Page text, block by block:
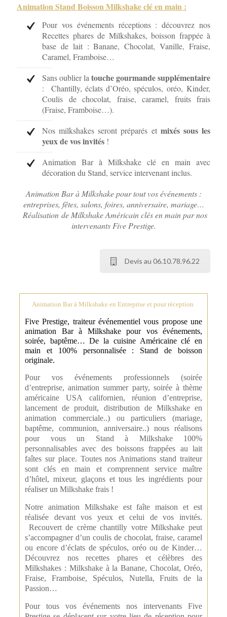
Animation Stand Boisson Milkshake clé en main :
Pour vos événements réceptions : découvrez nos
Recettes phares de Milkshakes, boisson frappée à
base de lait : Banane, Chocolat, Vanille, Fraise,
Caramel, Framboise…
Sans oublier latouche gourmande supplémentaire
: Chantilly, éclats d’Oréo, spéculos, oréo, Kinder,
Coulis de chocolat, fraise, caramel, fruits frais
(Fraise, Framboise…).
Nos milkshakes seront préparés et mixés sous les
yeux de vos invités !
Animation Bar à Milkshake clé en main avec
décoration du Stand, service intervenant inclus.
Animation Bar à Milkshake pour tout vos événements :
entreprises, fêtes, salons, foires, anniversaire, mariage…
Réalisation de Milkshake Américain clés en main par nos
intervenants Five Prestige.
Devis au 06.10.78.96.22
Animation Bar à Milkshake en Entreprise et pour réception
Five Prestige, traiteur événementiel vous propose une
animation Bar à Milkshake pour vos événements,
soirée, baptême… De la cuisine Américaine clé en
main et 100% personnalisée : Stand de boisson
originale.
Pour vos événements professionnels (soirée
d’entreprise, animation summer party, soirée à thème
américaine USA californien, réunion d’entreprise,
lancement de produit, distribution de Milkshake en
animation commerciale..) ou particuliers (mariage,
baptême, communion, anniversaire..) nous réalisons
pour vous un Stand à Milkshake 100%
personnalisables avec des boissons frappées au lait
faîtes sur place. Toutes nos Animations stand traiteur
sont clés en main et comprennent service maître
d’hôtel, mixeur, glaçons et tous les ingrédients pour
réaliser un Milkshake frais !
Notre animation Milkshake est faîte maison et est
réalisée devant vos yeux et celui de vos invités.
Recouvert de crème chantilly votre Milkshake peut
s’accompagner d’un coulis de chocolat, fraise, caramel
ou encore d’éclats de spéculos, oréo ou de Kinder…
Découvrez nos recettes phares et célèbres des
Milkshakes : Milkshake à la Banane, Chocolat, Oréo,
Fraise, Framboise, Spéculos, Nutella, Fruits de la
Passion…
Pour tous vos événements nos intervenants Five